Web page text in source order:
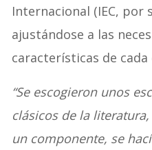
Internacional (IEC, por
ajustándose a las
características de cada
“Se escogieron unos
clásicos de la
un componente, se